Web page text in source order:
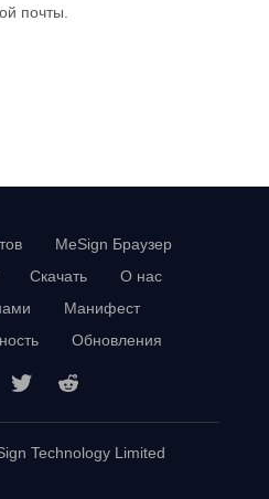
почты.
MeSign Браузер
Скачать
О нас
Манифест
Обновления
Technology Limited